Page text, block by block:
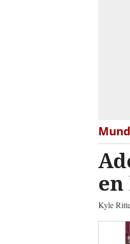
en
Kyle